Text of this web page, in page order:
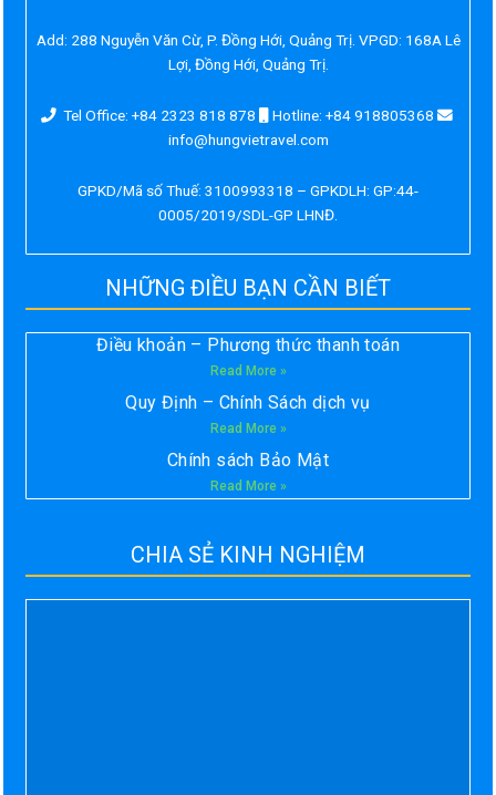
Add: 288 Nguyễn Văn Cừ, P. Đồng Hới, Quảng Trị. VPGD: 168A Lê
Lợi, Đồng Hới, Quảng Trị.
Tel Office: +84 2323 818 878
Hotline: +84 918805368
info@hungvietravel.com
GPKD/Mã số Thuế: 3100993318 – GPKDLH: GP:44-
0005/2019/SDL-GP LHNĐ.
NHỮNG ĐIỀU BẠN CẦN BIẾT
Điều khoản – Phương thức thanh toán
Read More »
Quy Định – Chính Sách dịch vụ
Read More »
Chính sách Bảo Mật
Read More »
CHIA SẺ KINH NGHIỆM